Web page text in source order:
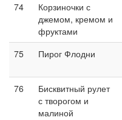
74
Корзиночки с
джемом, кремом и
фруктами
75 Пирог Флодни
76
Бисквитный рулет
с творогом и
малиной